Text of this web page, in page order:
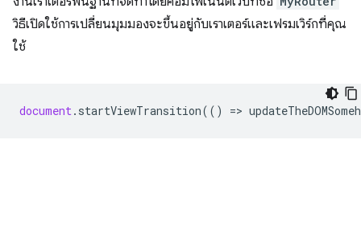
วิธีเปิดใช้การเปลี่ยนมุมมองจะขึ้นอยู่กับเราเตอร์และเฟรมเวิร์กที่คุณ
ใช้
document. startViewTransition(() =>